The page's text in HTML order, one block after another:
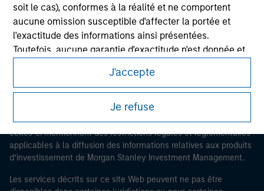
soit le cas), conformes à la réalité et ne comportent
aucune omission susceptible d'affecter la portée et
l'exactitude des informations ainsi présentées.
Toutefois, aucune garantie d'exactitude n'est donnée et
membres affiliés n'acceptent aucune responsabilité
pour toute erreur ou omission de tiers.
empêcher l’utilisation de fonds d’investissement à des
fins de blanchiment d’argent. Par conséquent, une
imposée. Morgan Stanley Investment Management
J'accepte
Je refuse
Morgan Stanley Careers
Ce document est une communication promotionnelle.
Les utilisateurs sont invités à prendre connaissance des
conditions d’utilisation avant d’engager toute procédure, car
celles-ci mentionnent des restrictions légales et réglementaires
applicables à la diffusion des informations relatives aux produits
d’investissement de Morgan Stanley Investment Management.
Les services décrits sur ce site Web peuvent ne pas être